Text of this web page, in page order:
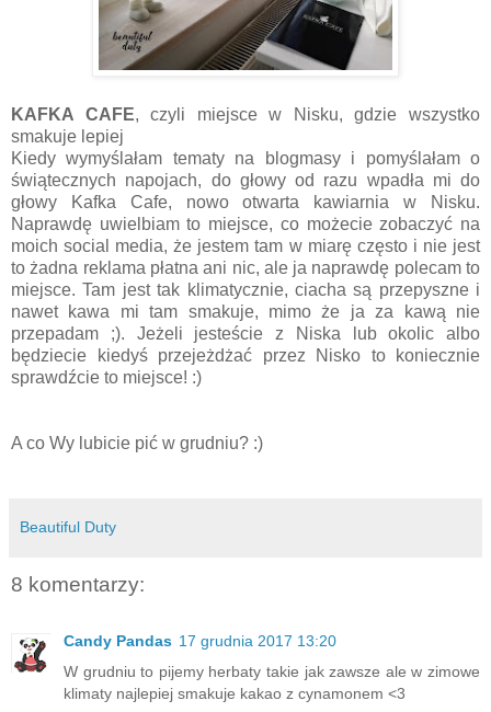
KAFKA CAFE, czyli miejsce w Nisku, gdzie wszystko
smakuje lepiej
Kiedy wymyślałam tematy na blogmasy i pomyślałam o
świątecznych napojach, do głowy od razu wpadła mi do
głowy Kafka Cafe, nowo otwarta kawiarnia w Nisku.
Naprawdę uwielbiam to miejsce, co możecie zobaczyć na
moich social media, że jestem tam w miarę często i nie jest
to żadna reklama płatna ani nic, ale ja naprawdę polecam to
miejsce. Tam jest tak klimatycznie, ciacha są przepyszne i
nawet kawa mi tam smakuje, mimo że ja za kawą nie
przepadam ;). Jeżeli jesteście z Niska lub okolic albo
będziecie kiedyś przejeżdżać przez Nisko to koniecznie
sprawdźcie to miejsce! :)
A co Wy lubicie pić w grudniu? :)
Beautiful Duty
8 komentarzy:
Candy Pandas 17 grudnia 2017 13:20
W grudniu to pijemy herbaty takie jak zawsze ale w zimowe
klimaty najlepiej smakuje kakao z cynamonem <3